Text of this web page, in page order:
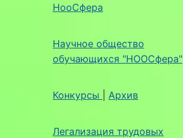
НооСфера
Научное общество
обучающихся "НООСфера"
Конкурсы Архив
Легализация трудовых